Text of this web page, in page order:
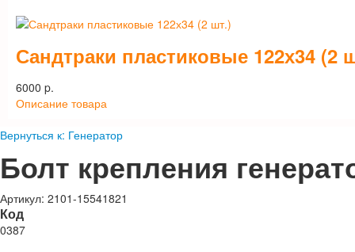
Сандтраки пластиковые 122х34 (2
6000 p.
Описание товара
Вернуться к: Генератор
Болт крепления
Артикул: 2101-15541821
Код
0387